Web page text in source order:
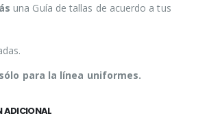
una Guía de tallas de acuerdo a tus
para la línea uniformes.
ADICIONAL